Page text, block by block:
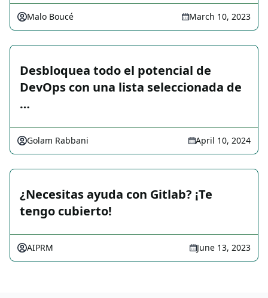
Malo Boucé March 10, 2023
Desbloquea todo el potencial de
DevOps con una lista seleccionada de
…
Golam Rabbani April 10, 2024
¿Necesitas ayuda con Gitlab? ¡Te
tengo cubierto!
AIPRM June 13, 2023